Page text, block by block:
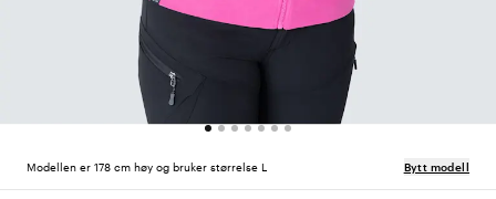
Modellen er 178 cm høy og bruker størrelse L Bytt modell